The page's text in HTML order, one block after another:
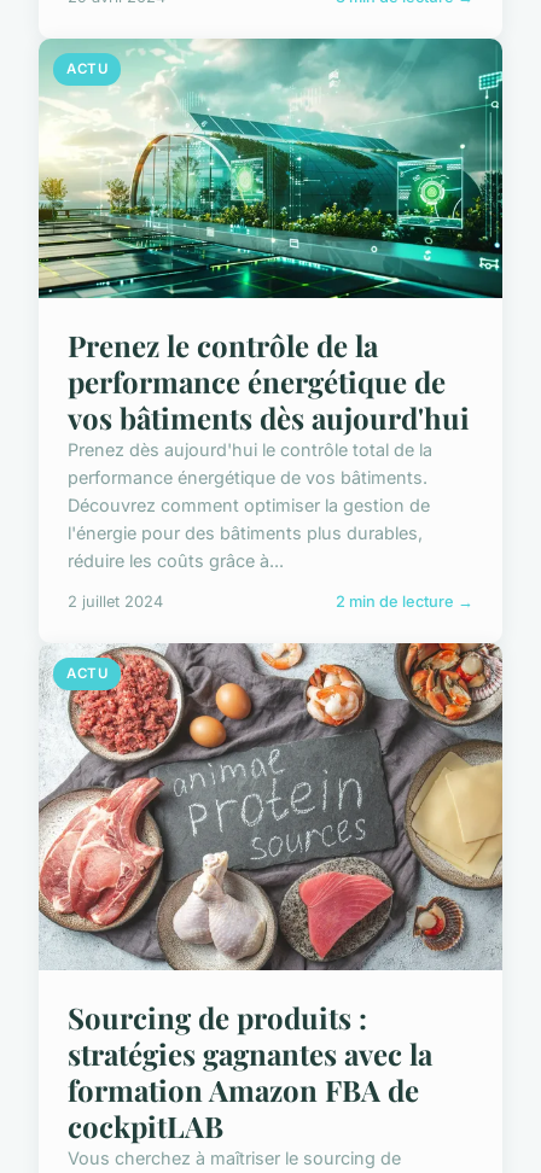
ACTU
Prenez le contrôle de la
performance énergétique de
vos bâtiments dès aujourd'hui
Prenez dès aujourd'hui le contrôle total de la
performance énergétique de vos bâtiments.
Découvrez comment optimiser la gestion de
l'énergie pour des bâtiments plus durables,
réduire les coûts grâce à...
2 juillet 2024 2 min de lecture →
ACTU
Sourcing de produits :
stratégies gagnantes avec la
formation Amazon FBA de
cockpitLAB
Vous cherchez à maîtriser le sourcing de